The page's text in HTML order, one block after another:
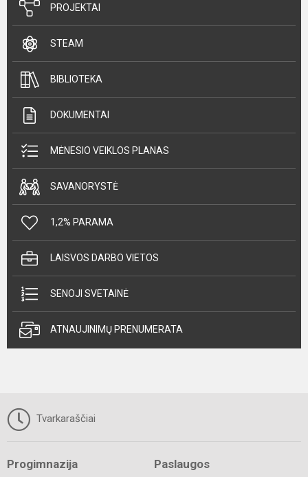
PROJEKTAI
STEAM
BIBLIOTEKA
DOKUMENTAI
MĖNESIO VEIKLOS PLANAS
SAVANORYSTĖ
1,2% PARAMA
LAISVOS DARBO VIETOS
SENOJI SVETAINĖ
ATNAUJINIMŲ PRENUMERATA
Tvarkaraščiai
Progimnazija Paslaugos